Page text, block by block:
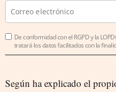
De conformidad con el RGPD y la
tratará los datos facilitados con la
Según ha explicado el